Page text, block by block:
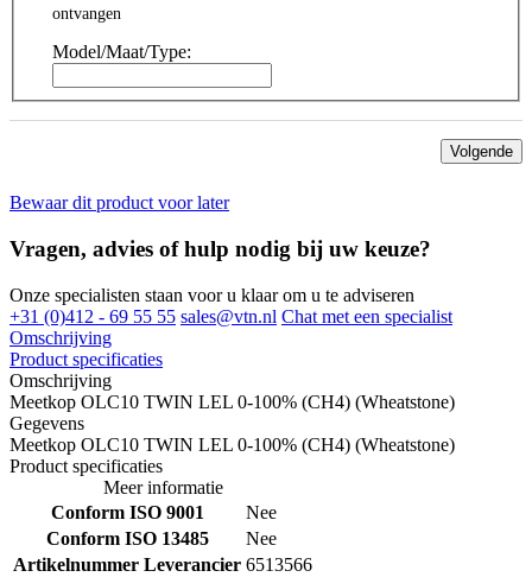
ontvangen
Model/Maat/Type:
Volgende
Bewaar dit product voor later
Vragen, advies of hulp nodig bij uw keuze?
Onze specialisten staan voor u klaar om u te adviseren
+31 (0)412 - 69 55 55 sales@vtn.nl Chat met een specialist
Omschrijving
Product specificaties
Omschrijving
Meetkop OLC10 TWIN LEL 0-100% (CH4) (Wheatstone)
Gegevens
Meetkop OLC10 TWIN LEL 0-100% (CH4) (Wheatstone)
Product specificaties
Meer informatie
Conform ISO 9001
Nee
Conform ISO 13485
Nee
Artikelnummer Leverancier 6513566